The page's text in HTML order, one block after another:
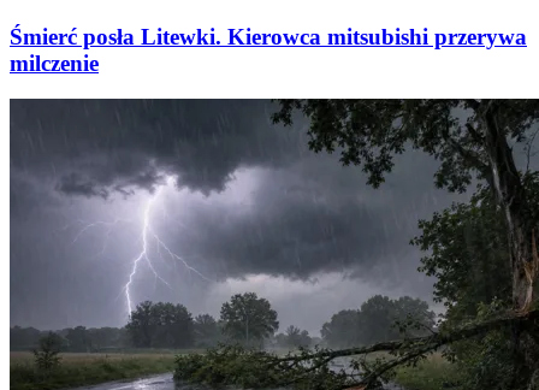
Śmierć posła Litewki. Kierowca mitsubishi przerywa
milczenie